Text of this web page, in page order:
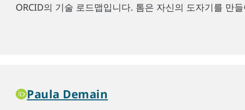
ORCID의 기술 로드맵입니다. 톰은 자신의 도자기를 만
Paula Demain